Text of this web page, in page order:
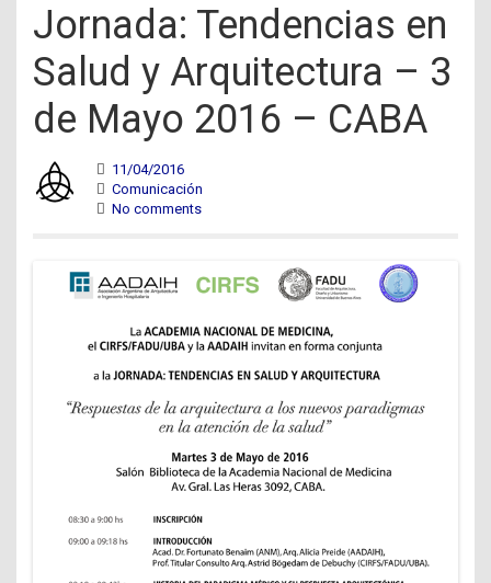
Jornada: Tendencias en
Salud y Arquitectura – 3
de Mayo 2016 – CABA
11/04/2016
Comunicación
No comments